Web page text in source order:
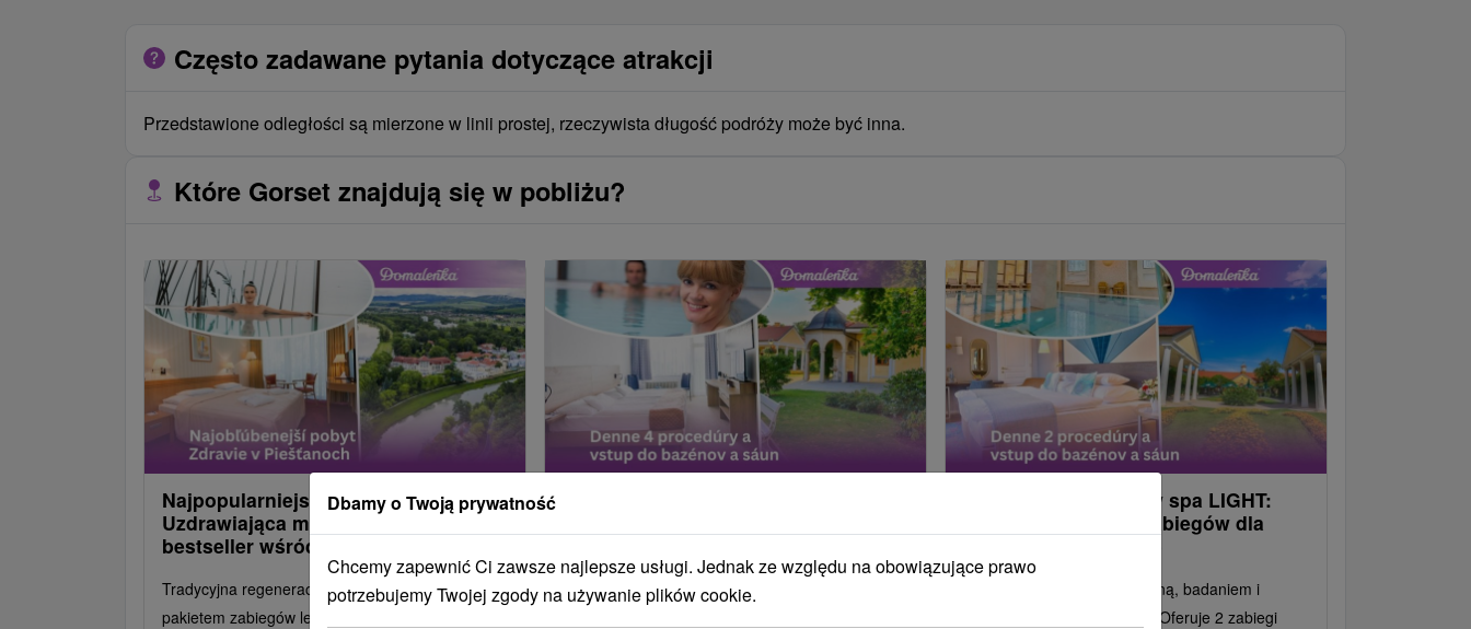
Często zadawane pytania dotyczące atrakcji
Przedstawione odległości są mierzone w linii prostej, rzeczywista długość podróży może być inna.
Które Gorset znajdują się w pobliżu?
Najpopularniejszy pobyt Zdrowie:
Uzdrawiająca moc Pieszczan,
bestseller wśród pobytów
Tradycyjna regeneracja z konsultacją lekarską,
pakietem zabiegów leczniczych i
ruchu
Pobyt leczniczy obejmuje kurację pitną, badanie
Bezstresowy pobyt w spa LIGHT:
Delikatny program zabiegów dla
Pobyt leczniczy z kuracją pitną, badaniem i
indywidualnym programem. Oferuje 2 zabiegi
Dbamy o Twoją prywatność
Chcemy zapewnić Ci zawsze najlepsze usługi. Jednak ze względu na obowiązujące prawo
potrzebujemy Twojej zgody na używanie plików cookie.